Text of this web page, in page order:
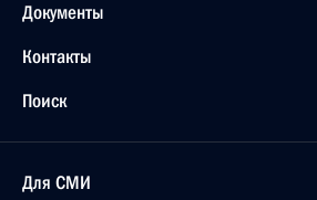
Документы
Контакты
Поиск
Для СМИ